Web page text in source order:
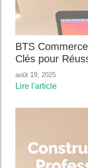
BTS
Clés pour
août 19, 2025
Lire l'article